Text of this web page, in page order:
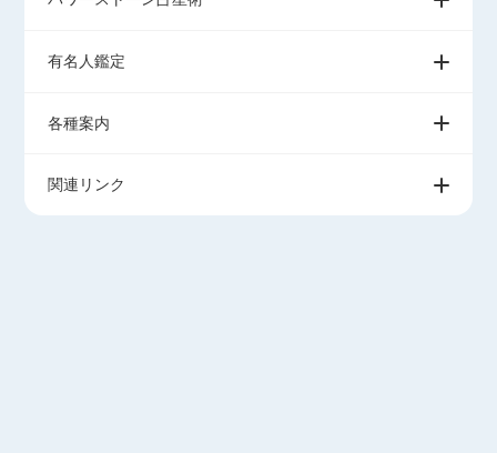
有名人鑑定
各種案内
関連リンク